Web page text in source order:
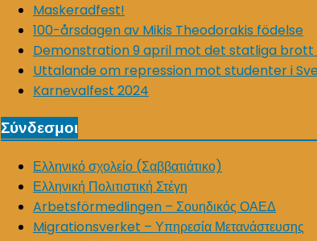
Maskeradfest!
100-årsdagen av Mikis Theodorakis födelse
Demonstration 9 april mot det statliga brott
Uttalande om repression mot studenter i
Karnevalfest 2024
Σύνδεσμοι
Ελληνικό σχολείο (Σαββατιάτικο)
Ελληνική Πολιτιστική Στέγη
Arbetsförmedlingen – Σουηδικός ΟΑΕΔ
Migrationsverket – Υπηρεσία Μετανάστευσης